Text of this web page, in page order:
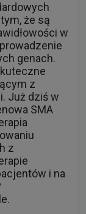
że są
w
genach.
z
Już dziś w
SMA
z
i na